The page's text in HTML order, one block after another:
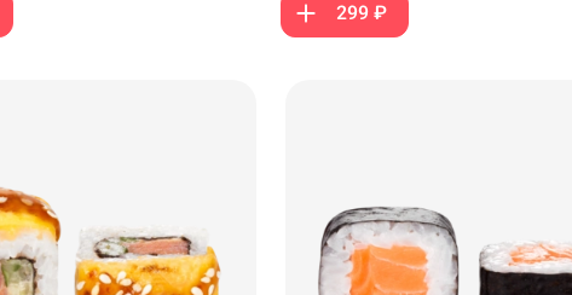
299 ₽